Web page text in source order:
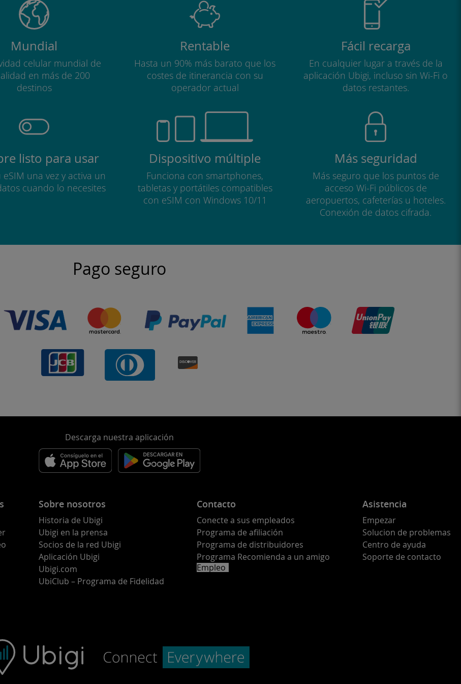
Mundial
celular mundial de
en más de 200
destinos
Rentable
Hasta un 90% más barato que los
costes de itinerancia con su
operador actual
Fácil recarga
En cualquier lugar a través de la
aplicación Ubigi, incluso sin Wi-Fi o
datos restantes.
listo para usar
una vez y activa un
cuando lo necesites
Dispositivo múltiple
Funciona con smartphones,
tabletas y portátiles compatibles
con eSIM con Windows 10/11
Más seguridad
Más seguro que los puntos de
acceso Wi-Fi públicos de
aeropuertos, cafeterías u hoteles.
Conexión de datos cifrada.
Pago seguro
Descarga nuestra aplicación
Sobre nosotros
Historia de Ubigi
Ubigi en la prensa
Socios de la red Ubigi
Aplicación Ubigi
Ubigi.com
UbiClub – Programa de Fidelidad
Contacto
Conecte a sus empleados
Programa de afiliación
Programa de distribuidores
Programa Recomienda a un amigo
Empleo
Asistencia
Empezar
Solucion de problemas
Centro de ayuda
Soporte de contacto